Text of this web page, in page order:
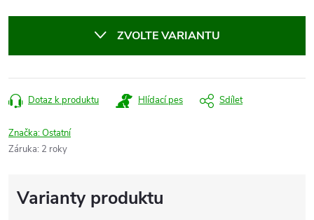
ZVOLTE VARIANTU
Dotaz k produktu Hlídací pes Sdílet
Značka:Ostatní
Záruka: 2 roky